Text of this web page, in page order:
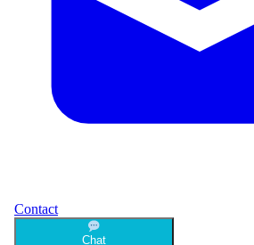
Contact
Chat